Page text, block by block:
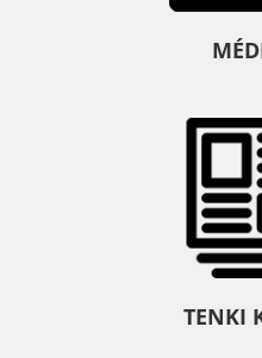
TENKI